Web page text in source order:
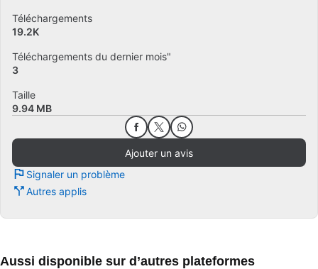
Téléchargements
19.2K
Téléchargements du dernier mois"
3
Taille
9.94 MB
Ajouter un avis
Signaler un problème
Autres applis
Aussi disponible sur d’autres plateformes